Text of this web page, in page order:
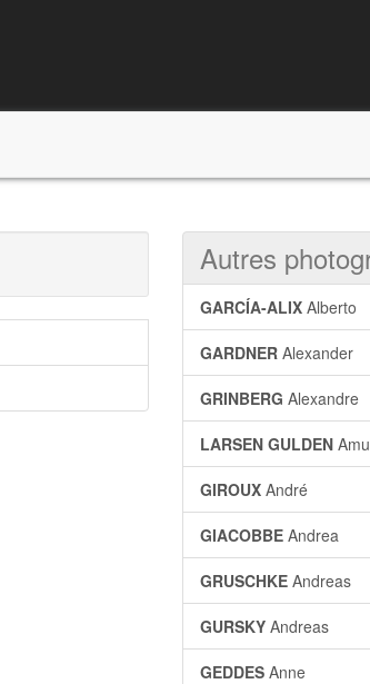
Autres
GARCÍA-ALIX Alberto
GARDNER Alexander
GRINBERG Alexandre
LARSEN GULDEN
GIROUX André
GIACOBBE Andrea
GRUSCHKE Andreas
GURSKY Andreas
GEDDES Anne